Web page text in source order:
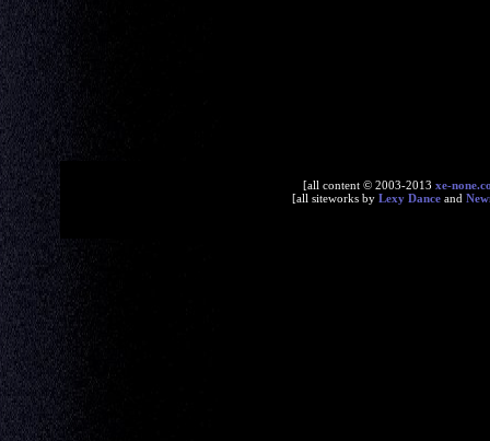
[all content © 2003-2013 xe-
[all siteworks by Lexy Dance and